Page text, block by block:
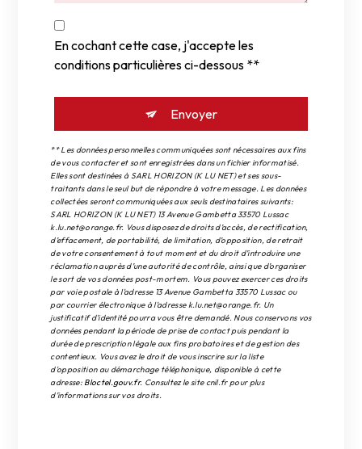
En cochant cette case, j'accepte les
conditions particulières ci-dessous **
Envoyer
** Les données personnelles communiquées sont nécessaires aux fins
de vous contacter et sont enregistrées dans un fichier informatisé.
Elles sont destinées à SARL HORIZON (K LU NET) et ses sous-
traitants dans le seul but de répondre à votre message. Les données
collectées seront communiquées aux seuls destinataires suivants:
SARL HORIZON (K LU NET) 13 Avenue Gambetta 33570 Lussac
k.lu.net@orange.fr. Vous disposez de droits d’accès, de rectification,
d’effacement, de portabilité, de limitation, d’opposition, de retrait
de votre consentement à tout moment et du droit d’introduire une
réclamation auprès d’une autorité de contrôle, ainsi que d’organiser
le sort de vos données post-mortem. Vous pouvez exercer ces droits
par voie postale à l'adresse 13 Avenue Gambetta 33570 Lussac ou
par courrier électronique à l'adresse k.lu.net@orange.fr. Un
justificatif d'identité pourra vous être demandé. Nous conservons vos
données pendant la période de prise de contact puis pendant la
durée de prescription légale aux fins probatoires et de gestion des
contentieux. Vous avez le droit de vous inscrire sur la liste
d'opposition au démarchage téléphonique, disponible à cette
adresse: Bloctel.gouv.fr. Consultez le site cnil.fr pour plus
d’informations sur vos droits.